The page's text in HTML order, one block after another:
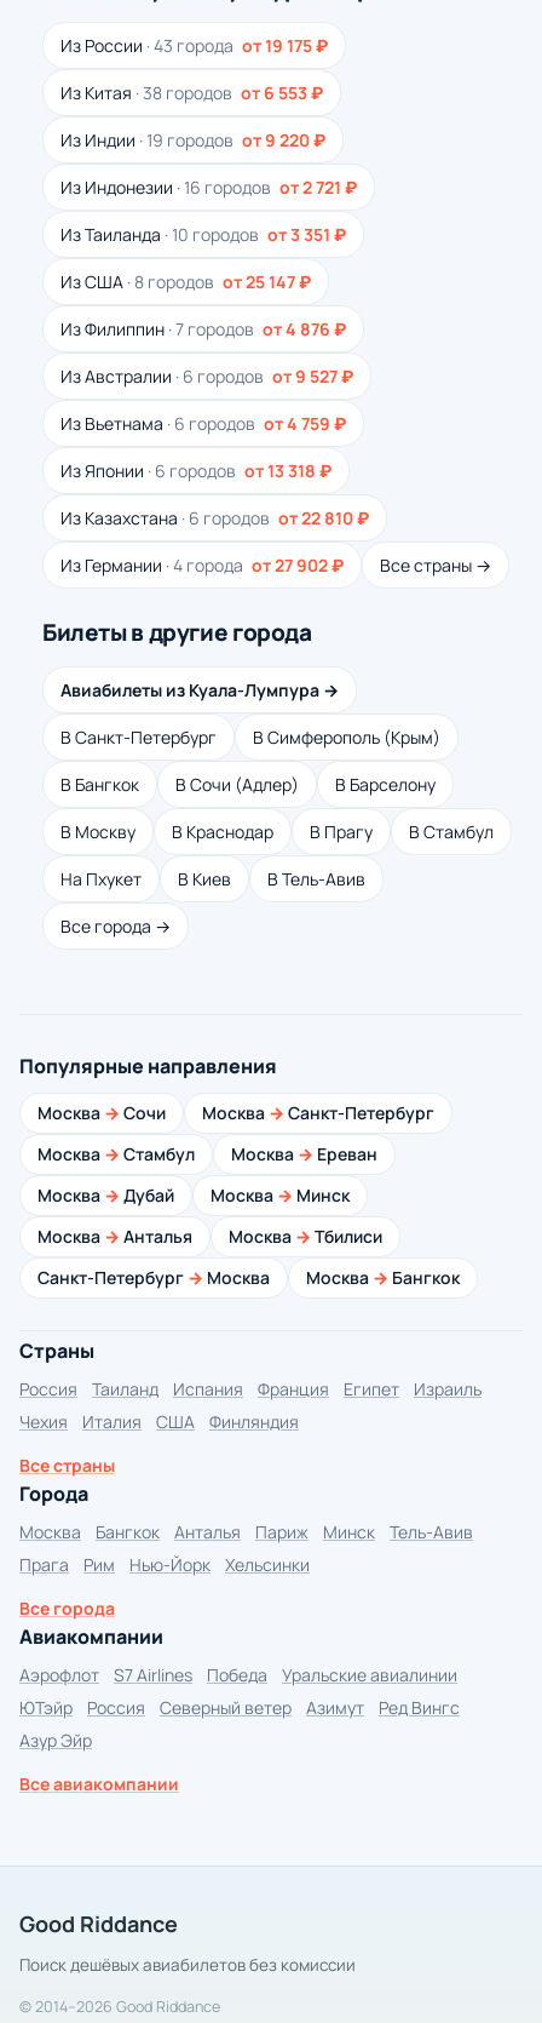
Из России · 43 города от 19 175 ₽
Из Китая · 38 городов от 6 553 ₽
Из Индии · 19 городов от 9 220 ₽
Из Индонезии · 16 городов от 2 721 ₽
Из Таиланда · 10 городов от 3 351 ₽
Из США · 8 городов от 25 147 ₽
Из Филиппин · 7 городов от 4 876 ₽
Из Австралии · 6 городов от 9 527 ₽
Из Вьетнама · 6 городов от 4 759 ₽
Из Японии · 6 городов от 13 318 ₽
Из Казахстана · 6 городов от 22 810 ₽
Из Германии · 4 города от 27 902 ₽ Все страны →
Билеты в другие города
Авиабилеты из Куала-Лумпура →
В Санкт-Петербург В Симферополь (Крым)
В Бангкок В Сочи (Адлер) В Барселону
В Москву В Краснодар В Прагу В Стамбул
На Пхукет В Киев В Тель-Авив
Все города →
Популярные направления
Москва → Сочи Москва → Санкт-Петербург
Москва → Стамбул Москва → Ереван
Москва → Дубай Москва → Минск
Москва → Анталья Москва → Тбилиси
Санкт-Петербург → Москва Москва → Бангкок
Страны
Россия Таиланд Испания Франция Египет
Израиль
Чехия
Италия США
Финляндия
Все страны
Города
Москва Бангкок Анталья Париж Минск
Тель-Авив
Прага
Рим Нью-Йорк
Хельсинки
Все города
Авиакомпании
Аэрофлот S7 Airlines Победа
Уральские авиалинии
ЮТэйр
Россия Северный ветер Азимут
Ред Вингс
Азур Эйр
Все авиакомпании
Good Riddance
Поиск дешёвых авиабилетов без комиссии
© 2014–2026 Good Riddance